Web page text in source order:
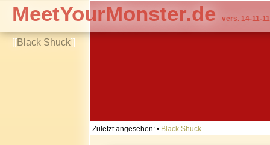
[[Black Shuck]]
MeetYourMonster.de vers. 14-11-11
Zuletzt angesehen: • Black Shuck